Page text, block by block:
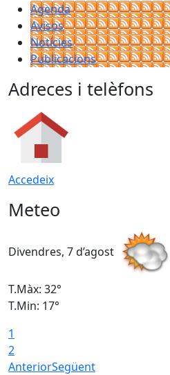
Agenda
Avisos
Notícies
Publicacions
Adreces i telèfons
Accedeix
Meteo
Divendres, 7 d’agost
T.Màx: 32°
T.Min: 17°
1
2
AnteriorSegüent